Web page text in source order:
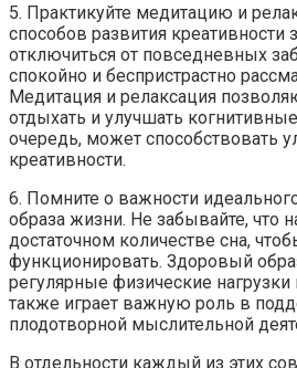
5. Практикуйте медитацию и
способов развития креативности
отключиться от повседневных
спокойно и беспристрастно
Медитация и релаксация
отдыхать и улучшать
очередь, может способствовать
креативности.
6. Помните о важности
образа жизни. Не забывайте, что
достаточном количестве сна,
функционировать. Здоровый
регулярные физические
также играет важную роль в
плодотворной мыслительной
В отдельности каждый из этих